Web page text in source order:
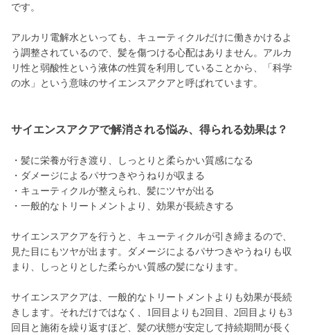
です。
アルカリ電解水といっても、キューティクルだけに働きかけるよ
う調整されているので、髪を傷つける心配はありません。アルカ
リ性と弱酸性という液体の性質を利用していることから、「科学
の水」という意味のサイエンスアクアと呼ばれています。
サイエンスアクアで解消される悩み、得られる効果は？
・髪に栄養が行き渡り、しっとりと柔らかい質感になる
・ダメージによるパサつきやうねりが収まる
・キューティクルが整えられ、髪にツヤが出る
・一般的なトリートメントより、効果が長続きする
サイエンスアクアを行うと、キューティクルが引き締まるので、
見た目にもツヤが出ます。ダメージによるパサつきやうねりも収
まり、しっとりとした柔らかい質感の髪になります。
サイエンスアクアは、一般的なトリートメントよりも効果が長続
きします。それだけではなく、1回目よりも2回目、2回目よりも3
回目と施術を繰り返すほど、髪の状態が安定して持続期間が長く